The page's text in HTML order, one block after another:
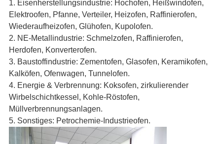
1. Eisenherstellungsindustrie: Hochofen, Heißwindofen,
Elektroofen, Pfanne, Verteiler, Heizofen, Raffinierofen,
Wiederaufheizofen, Glühofen, Kupolofen.
2. NE-Metallindustrie: Schmelzofen, Raffinierofen,
Herdofen, Konverterofen.
3. Baustoffindustrie: Zementofen, Glasofen, Keramikofen,
Kalköfen, Ofenwagen, Tunnelofen.
4. Energie & Verbrennung: Koksofen, zirkulierender
Wirbelschichtkessel, Kohle-Röstofen,
Müllverbrennungsanlagen.
5. Sonstiges: Petrochemie-Industrieofen.